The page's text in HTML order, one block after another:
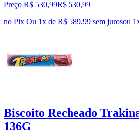
Preço R$ 530,99R$ 530,99
no Pix Ou 1x de R$ 589,99 sem jurosou 1
Biscoito Recheado
136G